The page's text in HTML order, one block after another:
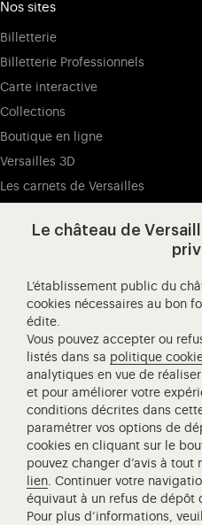
Nos sites
Billetterie
Billetterie Professionnels
Carte interactive
Collections
Boutique en ligne
Versailles 3D
Les carnets de Versailles
Ressources pédagogiques
Visitez notre Facebook
Visitez notre X
Visitez
L'Opéra royal de Versailles
Centre de recherche du
Centre de Musique Baroque
Réseau des Résidences
Société des Amis de Versailles
Académie équestre nationale
Campus Versailles
Le château de
L’établissement public du
cookies nécessaires au bon
édite.
Vous pouvez accepter ou
listés dans sa politique
analytiques en vue de
et pour améliorer votre
conditions décrites dans
paramétrer vos options de
cookies en cliquant sur le
pouvez changer d’avis à
lien. Continuer votre
équivaut à un refus de dépôt
Pour plus d’informations,